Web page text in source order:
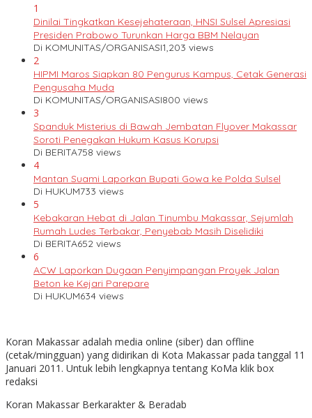
1
Dinilai Tingkatkan Kesejehateraan, HNSI Sulsel Apresiasi
Presiden Prabowo Turunkan Harga BBM Nelayan
Di KOMUNITAS/ORGANISASI1,203 views
2
HIPMI Maros Siapkan 80 Pengurus Kampus, Cetak Generasi
Pengusaha Muda
Di KOMUNITAS/ORGANISASI800 views
3
Spanduk Misterius di Bawah Jembatan Flyover Makassar
Soroti Penegakan Hukum Kasus Korupsi
Di BERITA758 views
4
Mantan Suami Laporkan Bupati Gowa ke Polda Sulsel
Di HUKUM733 views
5
Kebakaran Hebat di Jalan Tinumbu Makassar, Sejumlah
Rumah Ludes Terbakar, Penyebab Masih Diselidiki
Di BERITA652 views
6
ACW Laporkan Dugaan Penyimpangan Proyek Jalan
Beton ke Kejari Parepare
Di HUKUM634 views
Koran Makassar adalah media online (siber) dan offline
(cetak/mingguan) yang didirikan di Kota Makassar pada tanggal 11
Januari 2011. Untuk lebih lengkapnya tentang KoMa klik box
redaksi
Koran Makassar Berkarakter & Beradab